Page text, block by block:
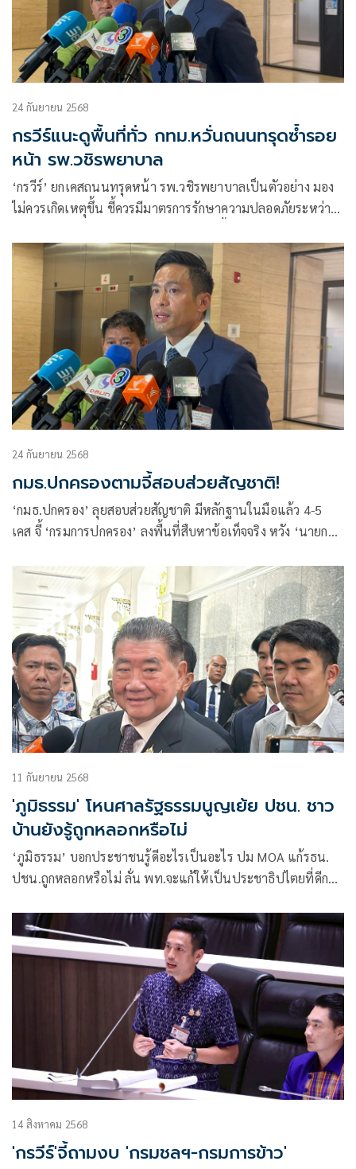
24 กันยายน 2568
กรวีร์แนะดูพื้นที่ทั่ว กทม.หวั่นถนนทรุดซ้ำรอย
หน้า รพ.วชิรพยาบาล
‘กรวีร์’ ยกเคสถนนทรุดหน้า รพ.วชิรพยาบาลเป็นตัวอย่าง มอง
ไม่ควรเกิดเหตุขึ้น ชี้ควรมีมาตรการรักษาความปลอดภัยระหว่าง
24 กันยายน 2568
กมธ.ปกครองตามจี้สอบส่วยสัญชาติ!
‘กมธ.ปกครอง’ ลุยสอบส่วยสัญชาติ มีหลักฐานในมือแล้ว 4-5
เคส จี้ ‘กรมการปกครอง’ ลงพื้นที่สืบหาข้อเท็จจริง หวัง ‘นายกฯ’
11 กันยายน 2568
'ภูมิธรรม' โหนศาลรัฐธรรมนูญเย้ย ปชน. ชาว
บ้านยังรู้ถูกหลอกหรือไม่
‘ภูมิธรรม’ บอกประชาชนรู้ดีอะไรเป็นอะไร ปม MOA แก้รธน.
ปชน.ถูกหลอกหรือไม่ ลั่น พท.จะแก้ให้เป็นประชาธิปไตยที่ดีกว่า
14 สิงหาคม 2568
'กรวีร์'จี้ถามงบ 'กรมชลฯ-กรมการข้าว'